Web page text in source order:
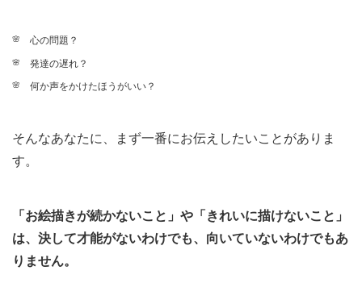
心の問題？
発達の遅れ？
何か声をかけたほうがいい？
そんなあなたに、まず一番にお伝えしたいことがありま
す。
「お絵描きが続かないこと」や「きれいに描けないこと」
は、決して才能がないわけでも、向いていないわけでもあ
りません。